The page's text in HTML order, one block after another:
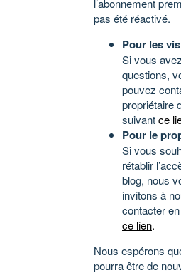
l’abonnement
pas été réactivé.
Pour les
Si vous
questions,
pouvez
propriétaire
suivantce
Pour le
Si vous
rétablir
blog, nous
invitons à
contacter
ce lien.
Nous espérons
pourra être de